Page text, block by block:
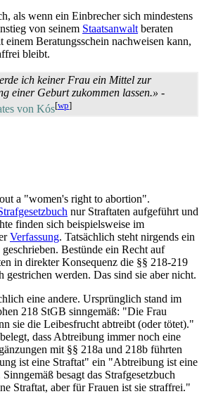
als wenn ein Einbrecher sich mindestens
von seinem Staatsanwalt beraten
einem Beratungsschein nachweisen kann,
bleibt.
ich keiner Frau ein Mittel zur
einer Geburt zukommen lassen.» -
von Kós[wp]
a "women's right to abortion".
nur Straftaten aufgeführt und
finden sich beispielsweise im
Verfassung. Tatsächlich steht nirgends ein
Bestünde ein Recht auf
in direkter Konsequenz die §§ 218-219
gestrichen werden. Das sind sie aber nicht.
eine andere. Ursprünglich stand im
218 StGB sinngemäß: "Die Frau
sie die Leibesfrucht abtreibt (oder tötet)."
dass Abtreibung immer noch eine
mit §§ 218a und 218b führten
ist eine Straftat" ein "Abtreibung ist eine
besagt das Strafgesetzbuch
Straftat, aber für Frauen ist sie straffrei."